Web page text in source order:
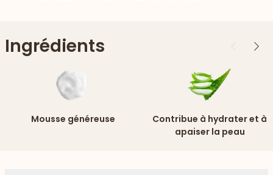
Ingrédients Précédent
Mousse généreuse
Contribue à hydrater et à
apaiser la peau